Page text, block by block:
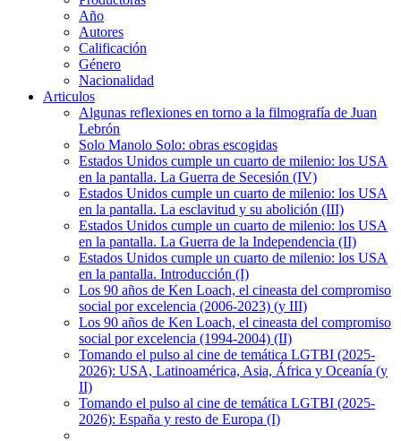
Año
Autores
Calificación
Género
Nacionalidad
Articulos
Algunas reflexiones en torno a la filmografía de Juan
Lebrón
Solo Manolo Solo: obras escogidas
Estados Unidos cumple un cuarto de milenio: los USA
en la pantalla. La Guerra de Secesión (IV)
Estados Unidos cumple un cuarto de milenio: los USA
en la pantalla. La esclavitud y su abolición (III)
Estados Unidos cumple un cuarto de milenio: los USA
en la pantalla. La Guerra de la Independencia (II)
Estados Unidos cumple un cuarto de milenio: los USA
en la pantalla. Introducción (I)
Los 90 años de Ken Loach, el cineasta del compromiso
social por excelencia (2006-2023) (y III)
Los 90 años de Ken Loach, el cineasta del compromiso
social por excelencia (1994-2004) (II)
Tomando el pulso al cine de temática LGTBI (2025-
2026): USA, Latinoamérica, Asia, África y Oceanía (y
II)
Tomando el pulso al cine de temática LGTBI (2025-
2026): España y resto de Europa (I)